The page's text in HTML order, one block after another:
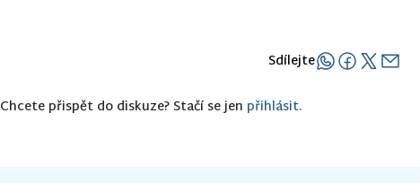
Sdílejte
Chcete přispět do diskuze? Stačí se jen přihlásit.